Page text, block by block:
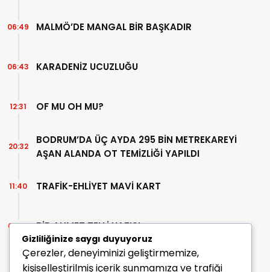
MALMÖ’DE MANGAL BİR BAŞKADIR
06:49
KARADENİZ UCUZLUĞU
06:43
OF MU OH MU?
12:31
BODRUM’DA ÜÇ AYDA 295 BİN METREKAREYİ
AŞAN ALANDA OT TEMİZLİĞİ YAPILDI
20:32
TRAFİK-EHLİYET MAVİ KART
11:40
BİR AHMET TELLİ YAZISI
07:30
Gizliliğinize saygı duyuyoruz
Çerezler, deneyiminizi geliştirmemize,
kişiselleştirilmiş içerik sunmamıza ve trafiği